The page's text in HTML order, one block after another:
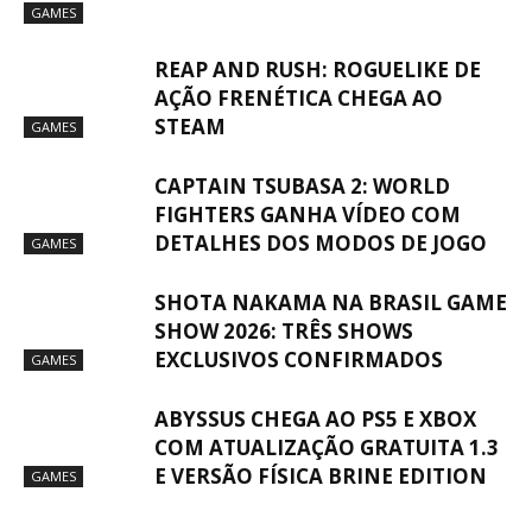
GAMES
GAMES
REAP AND RUSH: ROGUELIKE DE
AÇÃO FRENÉTICA CHEGA AO
STEAM
GAMES
CAPTAIN TSUBASA 2: WORLD
FIGHTERS GANHA VÍDEO COM
DETALHES DOS MODOS DE JOGO
GAMES
SHOTA NAKAMA NA BRASIL GAME
SHOW 2026: TRÊS SHOWS
EXCLUSIVOS CONFIRMADOS
GAMES
ABYSSUS CHEGA AO PS5 E XBOX
COM ATUALIZAÇÃO GRATUITA 1.3
E VERSÃO FÍSICA BRINE EDITION